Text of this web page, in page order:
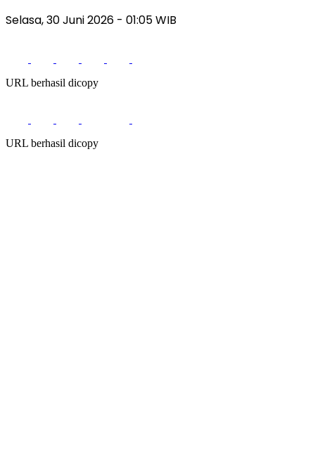
Selasa, 30 Juni 2026 - 01:05 WIB
URL berhasil dicopy
URL berhasil dicopy